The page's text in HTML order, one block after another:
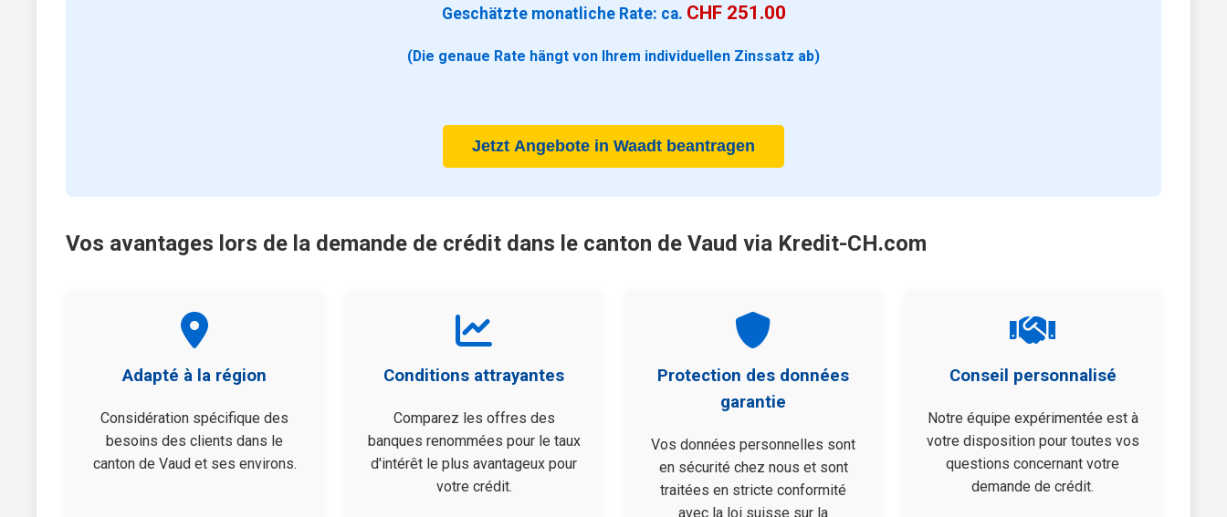
Geschätzte monatliche Rate: ca. CHF 251.00
(Die genaue Rate hängt von Ihrem individuellen Zinssatz ab)
Jetzt Angebote in Waadt beantragen
Vos avantages lors de la demande de crédit dans le canton de Vaud via Kredit-CH.com
Adapté à la région
Considération spécifique des
besoins des clients dans le
canton de Vaud et ses environs.
Conditions attrayantes
Comparez les offres des
banques renommées pour le taux
d'intérêt le plus avantageux pour
votre crédit.
Protection des données
garantie
Vos données personnelles sont
en sécurité chez nous et sont
traitées en stricte conformité
avec la loi suisse sur la
Conseil personnalisé
Notre équipe expérimentée est à
votre disposition pour toutes vos
questions concernant votre
demande de crédit.